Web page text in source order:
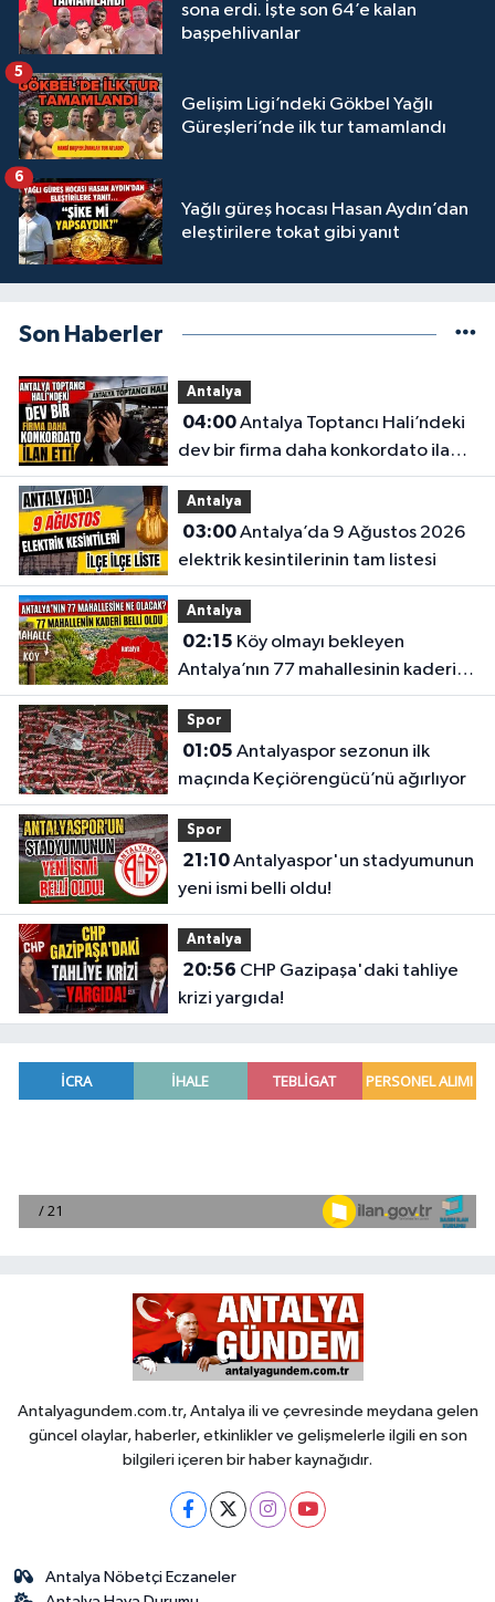
sona erdi. İşte son 64’e kalan
başpehlivanlar
Gelişim Ligi’ndeki Gökbel Yağlı
Güreşleri’nde ilk tur tamamlandı
5
Yağlı güreş hocası Hasan Aydın’dan
eleştirilere tokat gibi yanıt
6
Son Haberler
Antalya
04:00Antalya Toptancı Hali’ndeki
dev bir firma daha konkordato ilan
etti
Antalya
03:00Antalya’da 9 Ağustos 2026
elektrik kesintilerinin tam listesi
Antalya
02:15
Antalya’nın 77 mahallesinin kaderi
belli oldu
Spor
01:05
maçında Keçiörengücü’nü ağırlıyor
Spor
21:10Antalyaspor'un stadyumunun
yeni ismi belli oldu!
Antalya
20:56
krizi yargıda!
Antalyagundem.com.tr, Antalya ili ve çevresinde meydana gelen
güncel olaylar, haberler, etkinlikler ve gelişmelerle ilgili en son
bilgileri içeren bir haber kaynağıdır.
Antalya Nöbetçi Eczaneler